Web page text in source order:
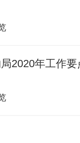
2020年工作要